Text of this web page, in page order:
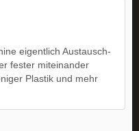
eigentlich Austausch-
fester miteinander
Plastik und mehr